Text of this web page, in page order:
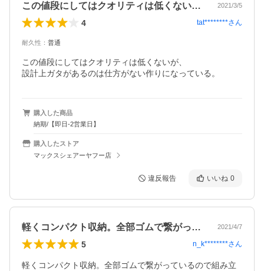
この値段にしてはクオリティは低くないが… 2021/3/5
4 tat********さん
耐久性 ： 普通
この値段にしてはクオリティは低くないが、
設計上ガタがあるのは仕方がない作りになっている。
購入した商品
納期/【即日-2営業日】
購入したストア
マックスシェアーヤフー店
違反報告 いいね 0
軽くコンパクト収納。全部ゴムで繋がって… 2021/4/7
5 n_k********さん
軽くコンパクト収納。全部ゴムで繋がっているので組み立